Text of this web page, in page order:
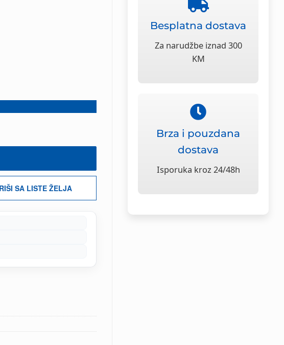
Besplatna dostava
Za narudžbe iznad 300
KM
Brza i pouzdana
dostava
Isporuka kroz 24/48h
SA LISTE ŽELJA